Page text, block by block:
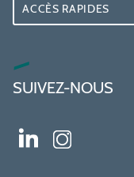
ACCÈS RAPIDES
SUIVEZ-NOUS